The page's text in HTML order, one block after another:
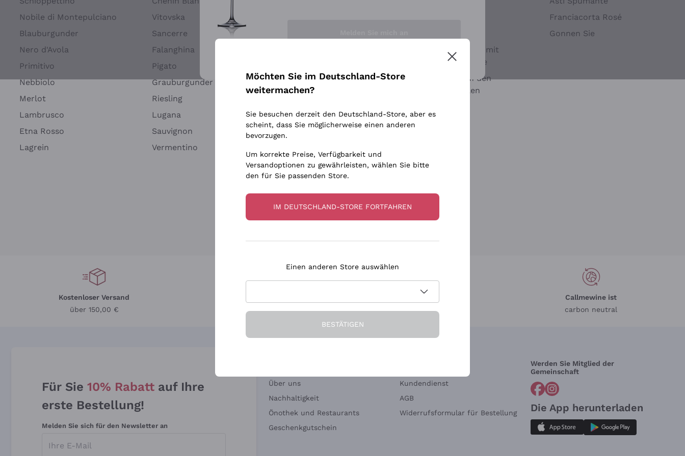
Nobile di Montepulciano
Blauburgunder
Nero d'Avola
Primitivo
Nebbiolo
Merlot
Lambrusco
Etna Rosso
Lagrein
Vitovska
Sancerre
Falanghina
Pigato
Grauburgunder
Riesling
Lugana
Sauvignon
Vermentino
Ca' dei Frati
Biondi Santi
Quintarelli Giuseppe
Rinaldi Giuseppe
Egly Ouriet
Jacquesson
Agrapart
Ohne Sulfit oder mit
minimalen Sulfite
Maischung auf den
Traubenschalen
Franciacorta Rosé
Gonnen Sie
Kostenloser Versand
über 150,00 €
in Deutschland
in 3 Raten
Callmewine ist
carbon neutral
Für Sie 10% Rabatt auf Ihre
erste Bestellung!
Melden Sie sich für den Newsletter an
Über uns
Nachhaltigkeit
Önothek und Restaurants
Geschenkgutschein
Kundendienst
AGB
Widerrufsformular für Bestellung
Werden Sie Mitglied der
Gemeinschaft
Die App herunterladen
Möchten Sie im Deutschland-Store
weitermachen?
Sie besuchen derzeit den Deutschland-Store, aber es
scheint, dass Sie möglicherweise einen anderen
bevorzugen.
Um korrekte Preise, Verfügbarkeit und
Versandoptionen zu gewährleisten, wählen Sie bitte
den für Sie passenden Store.
IM DEUTSCHLAND-STORE FORTFAHREN
Einen anderen Store auswählen
BESTÄTIGEN